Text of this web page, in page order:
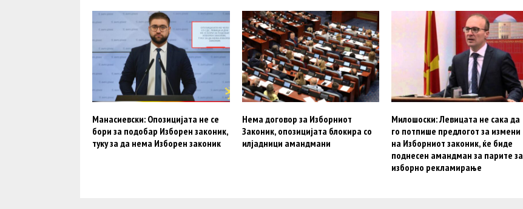
Манасиевски: Опозицијата не се
бори за подобар Изборен законик,
туку за да нема Изборен законик
Нема договор за Изборниот
Законик, опозицијата блокира со
илјадници амандмани
Милошоски: Левицата не сака да
го потпише предлогот за измени
на Изборниот законик, ќе биде
поднесен амандман за парите за
изборно рекламирање